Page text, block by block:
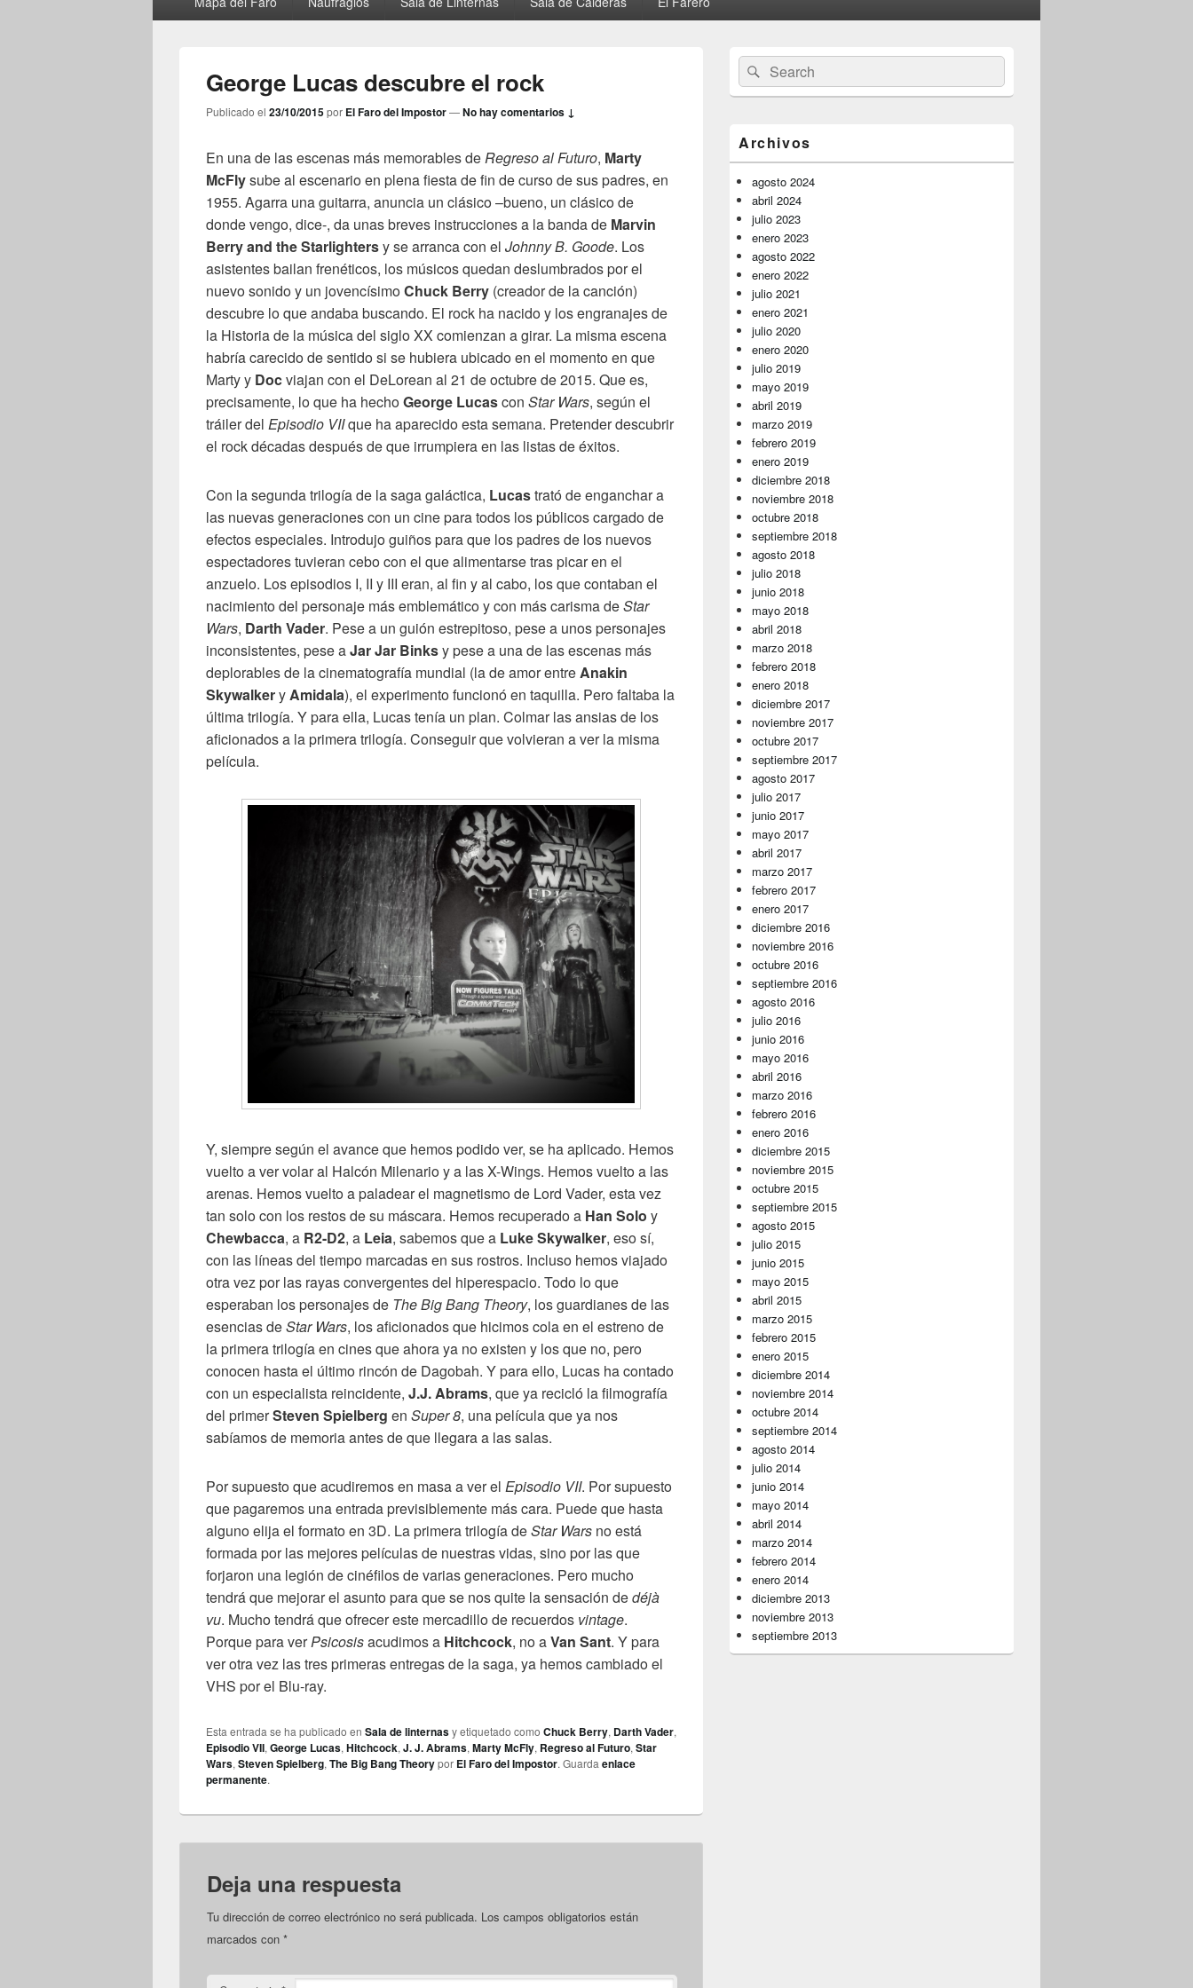
principal
George Lucas descubre el rock
Publicado el 23/10/2015por El Faro del Impostor—No hay comentarios ↓
En una de las escenas más memorables deRegreso al Futuro, Marty
McFlysube al escenario en plena fiesta de fin de curso de sus padres, en
1955. Agarra una guitarra, anuncia un clásico –bueno, un clásico de
donde vengo, dice-, da unas breves instrucciones a la banda de Marvin
Berry and the Starlightersy se arranca con el Johnny B. Goode. Los
asistentes bailan frenéticos, los músicos quedan deslumbrados por el
nuevo sonido y un jovencísimoChuck Berry (creador de la canción)
descubre lo que andaba buscando. El rock ha nacido y los engranajes de
la Historia de la música del siglo XX comienzan a girar. La misma escena
habría carecido de sentido si se hubiera ubicado en el momento en que
Marty y Docviajan con el DeLorean al 21 de octubre de 2015. Que es,
precisamente, lo que ha hechoGeorge Lucascon Star Wars, según el
tráiler del Episodio VIIque ha aparecido esta semana. Pretender descubrir
el rock décadas después de que irrumpiera en las listas de éxitos.
Con la segunda trilogía de la saga galáctica, Lucastrató de enganchar a
las nuevas generaciones con un cine para todos los públicos cargado de
efectos especiales. Introdujo guiños para que los padres de los nuevos
espectadores tuvieran cebo con el que alimentarse tras picar en el
anzuelo. Los episodios I, II y III eran, al fin y al cabo, los que contaban el
nacimiento del personaje más emblemático y con más carisma deStar
Wars, Darth Vader. Pese a un guión estrepitoso, pese a unos personajes
inconsistentes, pese aJar Jar Binksy pese a una de las escenas más
deplorables de la cinematografía mundial (la de amor entreAnakin
SkywalkeryAmidala), el experimento funcionó en taquilla. Pero faltaba la
última trilogía. Y para ella, Lucas tenía un plan. Colmar las ansias de los
aficionados a la primera trilogía. Conseguir que volvieran a ver la misma
película.
Y, siempre según el avance que hemos podido ver, se ha aplicado. Hemos
vuelto a ver volar al Halcón Milenario y a las X-Wings. Hemos vuelto a las
arenas. Hemos vuelto a paladear el magnetismo de Lord Vader, esta vez
tan solo con los restos de su máscara. Hemos recuperado a Han Solo y
Chewbacca, a R2-D2, a Leia, sabemos que a Luke Skywalker, eso sí,
con las líneas del tiempo marcadas en sus rostros. Incluso hemos viajado
otra vez por las rayas convergentes del hiperespacio. Todo lo que
esperaban los personajes de The Big Bang Theory, los guardianes de las
esencias deStar Wars, los aficionados que hicimos cola en el estreno de
la primera trilogía en cines que ahora ya no existen y los que no, pero
conocen hasta el último rincón de Dagobah. Y para ello, Lucas ha contado
con un especialista reincidente, J.J. Abrams, que ya recicló la filmografía
del primerSteven Spielberg en Super 8, una película que ya nos
sabíamos de memoria antes de que llegara a las salas.
Por supuesto que acudiremos en masa a ver el Episodio VII. Por supuesto
que pagaremos una entrada previsiblemente más cara. Puede que hasta
alguno elija el formato en 3D. La primera trilogía deStar Wars no está
formada por las mejores películas de nuestras vidas, sino por las que
forjaron una legión de cinéfilos de varias generaciones. Pero mucho
tendrá que mejorar el asunto para que se nos quite la sensación dedéjà
vu. Mucho tendrá que ofrecer este mercadillo de recuerdos vintage.
Porque para verPsicosisacudimos a Hitchcock, no aVan Sant. Y para
ver otra vez las tres primeras entregas de la saga, ya hemos cambiado el
VHS por el Blu-ray.
Esta entrada se ha publicado en Sala de linternasy etiquetado como Chuck Berry, Darth Vader,
Episodio VII, George Lucas, Hitchcock, J. J. Abrams, Marty McFly, Regreso al Futuro, Star
Wars, Steven Spielberg, The Big Bang Theorypor El Faro del Impostor. Guarda enlace
permanente.
Deja una respuesta
Tu dirección de correo electrónico no será publicada. Los campos obligatorios están
marcados con *
área
de
widget
lateral
primaria
Buscar
por:
Buscar
Archivos
agosto 2024
abril 2024
julio 2023
enero 2023
agosto 2022
enero 2022
julio 2021
enero 2021
julio 2020
enero 2020
julio 2019
mayo 2019
abril 2019
marzo 2019
febrero 2019
enero 2019
diciembre 2018
noviembre 2018
octubre 2018
septiembre 2018
agosto 2018
julio 2018
junio 2018
mayo 2018
abril 2018
marzo 2018
febrero 2018
enero 2018
diciembre 2017
noviembre 2017
octubre 2017
septiembre 2017
agosto 2017
julio 2017
junio 2017
mayo 2017
abril 2017
marzo 2017
febrero 2017
enero 2017
diciembre 2016
noviembre 2016
octubre 2016
septiembre 2016
agosto 2016
julio 2016
junio 2016
mayo 2016
abril 2016
marzo 2016
febrero 2016
enero 2016
diciembre 2015
noviembre 2015
octubre 2015
septiembre 2015
agosto 2015
julio 2015
junio 2015
mayo 2015
abril 2015
marzo 2015
febrero 2015
enero 2015
diciembre 2014
noviembre 2014
octubre 2014
septiembre 2014
agosto 2014
julio 2014
junio 2014
mayo 2014
abril 2014
marzo 2014
febrero 2014
enero 2014
diciembre 2013
noviembre 2013
septiembre 2013